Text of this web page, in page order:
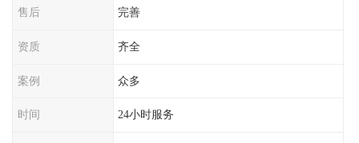
售后 完善
资质 齐全
案例 众多
时间 24小时服务